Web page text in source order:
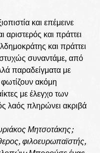
και επέμεινε
αριστερός και πράττει
και πράττει
συναντάμε, από
παραδείγματα με
ακόμη
με έλεγχο των
λαός πληρώνει ακριβά
Μητσοτάκης;
φιλοευρωπαϊστής,